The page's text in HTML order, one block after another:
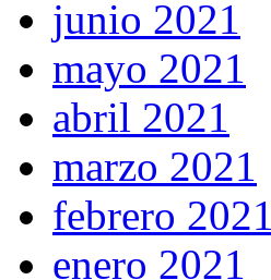
junio 2021
mayo 2021
abril 2021
marzo 2021
febrero 2021
enero 2021